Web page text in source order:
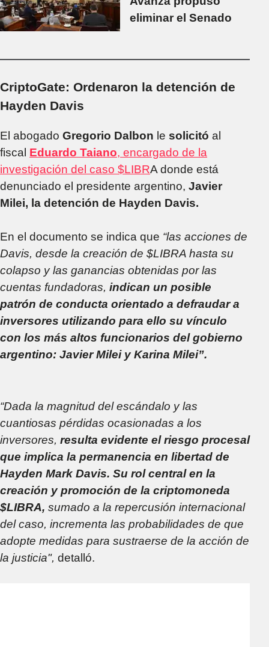
eliminar el Senado
CriptoGate: Ordenaron la detención de
Hayden Davis
El abogado Gregorio Dalbon le solicitó al
fiscal Eduardo Taiano, encargado de la
investigación del caso $LIBRA donde está
denunciado el presidente argentino, Javier
Milei, la detención de Hayden Davis.
En el documento se indica que “las acciones de
Davis, desde la creación de $LIBRA hasta su
colapso y las ganancias obtenidas por las
cuentas fundadoras, indican un posible
patrón de conducta orientado a defraudar a
inversores utilizando para ello su vínculo
con los más altos funcionarios del gobierno
argentino: Javier Milei y Karina Milei”.
“Dada la magnitud del escándalo y las
cuantiosas pérdidas ocasionadas a los
inversores, resulta evidente el riesgo procesal
que implica la permanencia en libertad de
Hayden Mark Davis. Su rol central en la
creación y promoción de la criptomoneda
$LIBRA, sumado a la repercusión internacional
del caso, incrementa las probabilidades de que
adopte medidas para sustraerse de la acción de
la justicia", detalló.